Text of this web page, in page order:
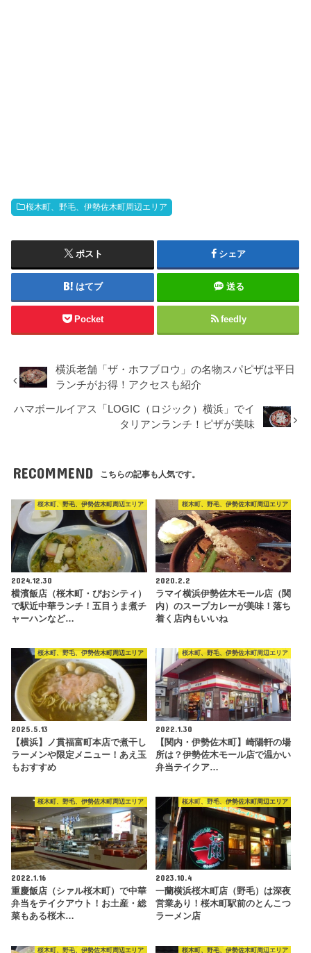
桜木町、野毛、伊勢佐木町周辺エリア
ポスト シェア
はてブ 送る
Pocket feedly
横浜老舗「ザ・ホフブロウ」の名物スパピザは平日
ランチがお得！アクセスも紹介
ハマボールイアス「LOGIC（ロジック）横浜」でイ
タリアンランチ！ピザが美味
RECOMMEND こちらの記事も人気です。
桜木町、野毛、伊勢佐木町周辺エリア
2024.12.30
横濱飯店（桜木町・ぴおシティ）
で駅近中華ランチ！五目うま煮チ
ャーハンなど…
桜木町、野毛、伊勢佐木町周辺エリア
2020.2.2
ラマイ横浜伊勢佐木モール店（関
内）のスープカレーが美味！落ち
着く店内もいいね
桜木町、野毛、伊勢佐木町周辺エリア
2025.5.13
【横浜】ノ貫福富町本店で煮干し
ラーメンや限定メニュー！あえ玉
もおすすめ
桜木町、野毛、伊勢佐木町周辺エリア
2022.1.30
【関内・伊勢佐木町】崎陽軒の場
所は？伊勢佐木モール店で温かい
弁当テイクア…
桜木町、野毛、伊勢佐木町周辺エリア
2022.1.16
重慶飯店（シァル桜木町）で中華
弁当をテイクアウト！お土産・総
菜もある桜木…
桜木町、野毛、伊勢佐木町周辺エリア
2023.10.4
一蘭横浜桜木町店（野毛）は深夜
営業あり！桜木町駅前のとんこつ
ラーメン店
桜木町、野毛、伊勢佐木町周辺エリア 桜木町、野毛、伊勢佐木町周辺エリア